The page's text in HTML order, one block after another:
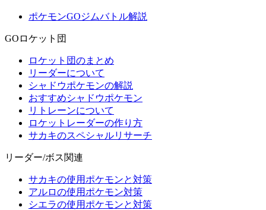
ポケモンGOジムバトル解説
GOロケット団
ロケット団のまとめ
リーダーについて
シャドウポケモンの解説
おすすめシャドウポケモン
リトレーンについて
ロケットレーダーの作り方
サカキのスペシャルリサーチ
リーダー/ボス関連
サカキの使用ポケモンと対策
アルロの使用ポケモン対策
シエラの使用ポケモンと対策